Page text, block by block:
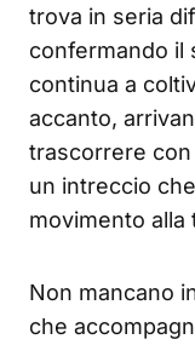
trova in seria
confermando il
continua a
accanto,
trascorrere con
un intreccio
movimento alla
Non mancano
che